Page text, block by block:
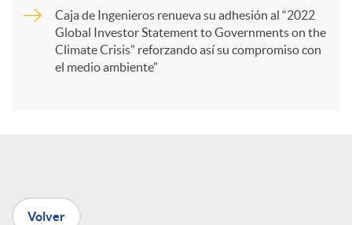
n
Caja de Ingenieros renueva su adhesión al “2022
Global Investor Statement to Governments on the
Climate Crisis” reforzando así su compromiso con
el medio ambiente”
Volver